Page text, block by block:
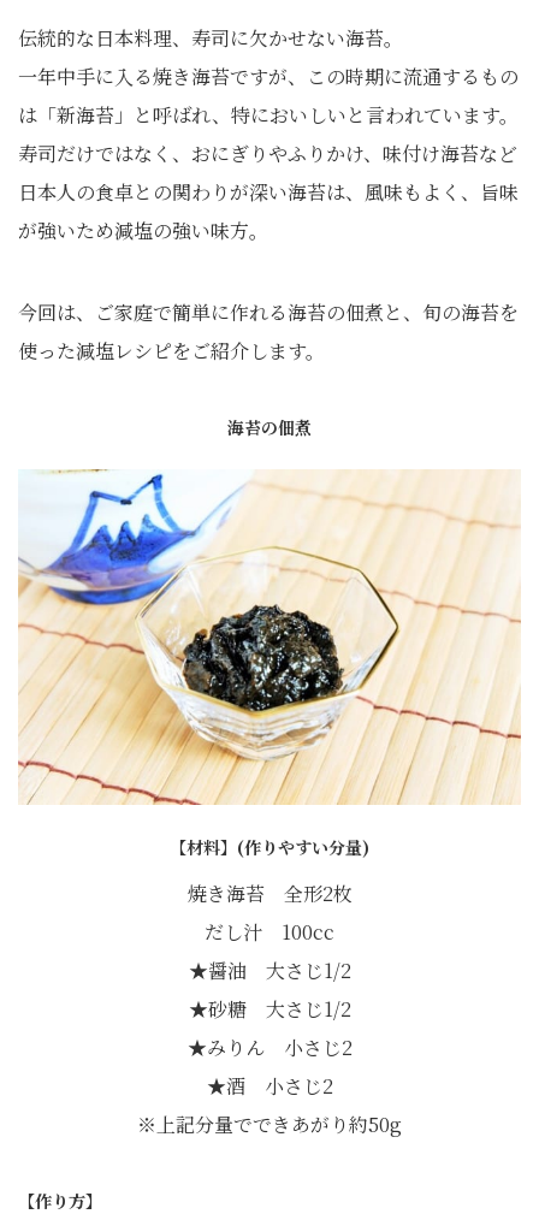
伝統的な日本料理、寿司に欠かせない海苔。
一年中手に入る焼き海苔ですが、この時期に流通するもの
は「新海苔」と呼ばれ、特においしいと言われています。
寿司だけではなく、おにぎりやふりかけ、味付け海苔など
日本人の食卓との関わりが深い海苔は、風味もよく、旨味
が強いため減塩の強い味方。
今回は、ご家庭で簡単に作れる海苔の佃煮と、旬の海苔を
使った減塩レシピをご紹介します。
海苔の佃煮
【材料】(作りやすい分量)
焼き海苔 全形2枚
だし汁 100cc
★醤油 大さじ1/2
★砂糖 大さじ1/2
★みりん 小さじ2
★酒 小さじ2
※上記分量でできあがり約50g
【作り方】